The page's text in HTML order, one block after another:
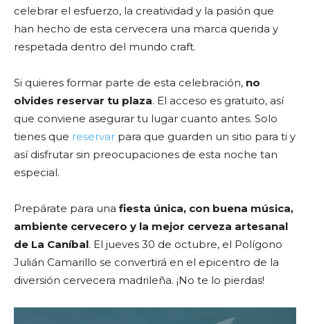
celebrar el esfuerzo, la creatividad y la pasión que
han hecho de esta cervecera una marca querida y
respetada dentro del mundo craft.
Si quieres formar parte de esta celebración, no
olvides reservar tu plaza. El acceso es gratuito, así
que conviene asegurar tu lugar cuanto antes. Solo
tienes que reservar para que guarden un sitio para ti y
así disfrutar sin preocupaciones de esta noche tan
especial.
Prepárate para una fiesta única, con buena música,
ambiente cervecero y la mejor cerveza artesanal
de La Caníbal. El jueves 30 de octubre, el Polígono
Julián Camarillo se convertirá en el epicentro de la
diversión cervecera madrileña. ¡No te lo pierdas!